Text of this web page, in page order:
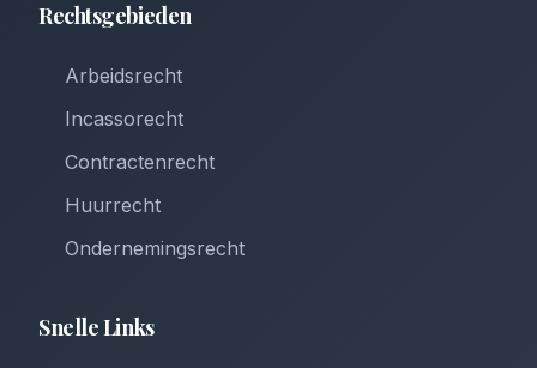
Rechtsgebieden
Arbeidsrecht
Incassorecht
Contractenrecht
Huurrecht
Ondernemingsrecht
Snelle Links